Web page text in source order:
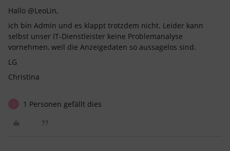
Hallo @LeoLin,
ich bin Admin und es klappt trotzdem nicht. Leider kann
selbst unser IT-Dienstleister keine Problemanalyse
vornehmen, weil die Anzeigedaten so aussagelos sind.
LG
Christina
1 Personen gefällt dies